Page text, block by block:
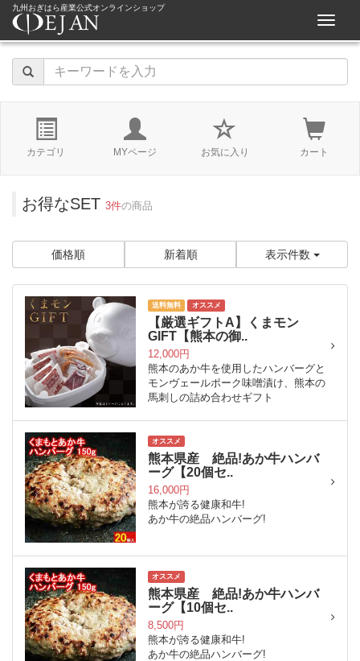
九州おぎはら産業公式オンラインショップ
カテゴリ MYページ お気に入り カート
お得なSET 3件の商品
価格順 新着順 表示件数
送料無料 オススメ
【厳選ギフトA】くまモン
GIFT【熊本の御..
12,000円
熊本のあか牛を使用したハンバーグと
モンヴェールポーク味噌漬け、熊本の
馬刺しの詰め合わせギフト
オススメ
熊本県産 絶品!あか牛ハンバ
ーグ【20個セ..
16,000円
熊本が誇る健康和牛!
あか牛の絶品ハンバーグ!
オススメ
熊本県産 絶品!あか牛ハンバ
ーグ【10個セ..
8,500円
熊本が誇る健康和牛!
あか牛の絶品ハンバーグ!